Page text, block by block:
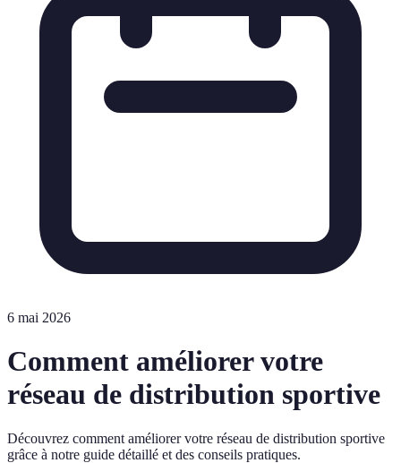
6 mai 2026
Comment améliorer votre
réseau de distribution sportive
Découvrez comment améliorer votre réseau de distribution sportive
grâce à notre guide détaillé et des conseils pratiques.